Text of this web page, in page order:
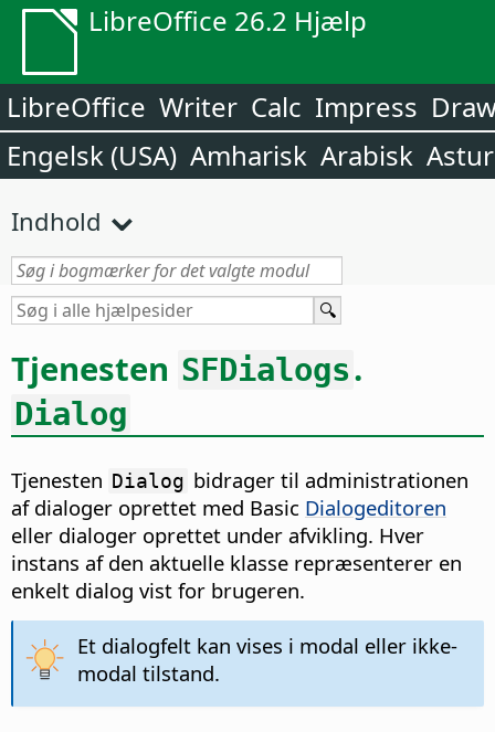
LibreOffice 26.2 Hjælp
LibreOffice Writer Calc Impress
Engelsk (USA) Amharisk Arabisk
Indhold
Tjenesten SFDialogs.
Dialog
Tjenesten Dialog bidrager til administrationen
af dialoger oprettet med Basic Dialogeditoren
eller dialoger oprettet under afvikling. Hver
instans af den aktuelle klasse repræsenterer en
enkelt dialog vist for brugeren.
Et dialogfelt kan vises i modal eller ikke-
modal tilstand.